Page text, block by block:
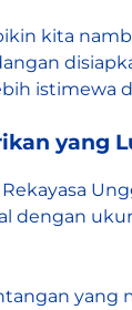
kita
istimewa
yang
dengan